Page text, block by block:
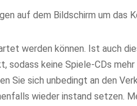
auf dem Bildschirm um das
werden können. Ist auch
keine Spiele-CDs
Sie sich unbedingt an den
wieder instand setzen.